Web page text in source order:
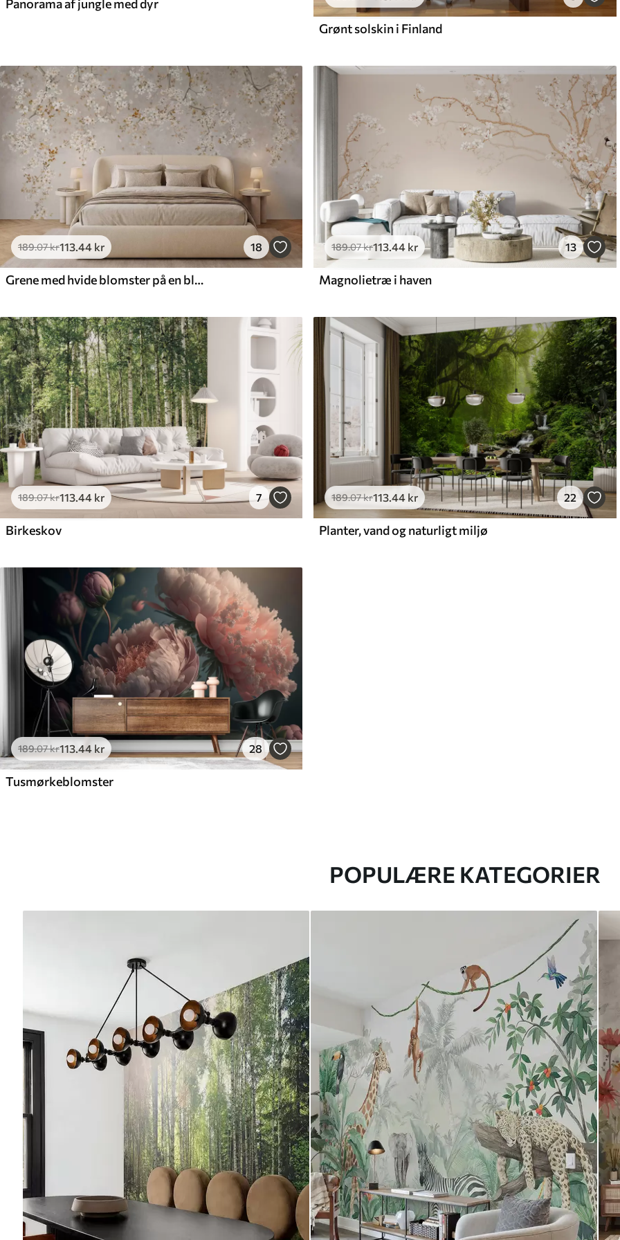
Panorama af jungle med dyr
Grønt solskin i Finland
189.07kr113 .44 kr 18
Grene med hvide blomster på en blød beige baggrund
189.07kr113 .44 kr 13
Magnolietræ i haven
189.07kr113.44 kr 7
Birkeskov
189.07kr113.44 kr 22
Planter, vand og naturligt miljø
189.07kr113 .44 kr 28
Tusmørkeblomster
POPULÆRE KATEGORIER